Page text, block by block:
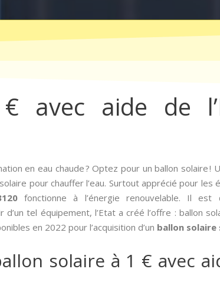
avec aide de
en eau chaude ? Optez pour un ballon solaire !
pour chauffer l’eau. Surtout apprécié pour les
fonctionne à l’énergie renouvelable. Il est
d’un tel équipement, l’Etat a créé l’offre : ballon
en 2022 pour l’acquisition d’un ballon solaire
solaire à 1 € avec